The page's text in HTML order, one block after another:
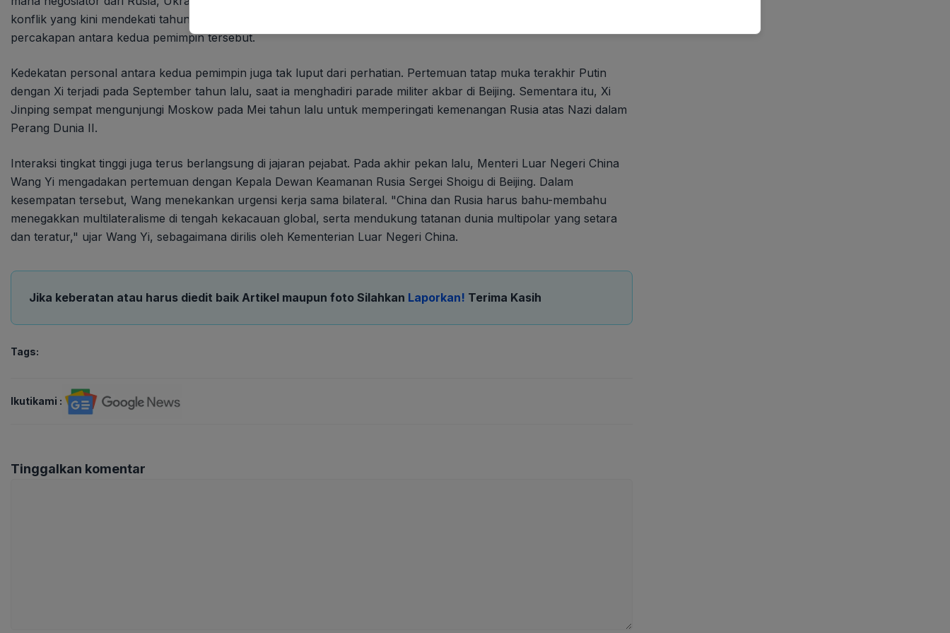
konflik yang kini mendekati tahun keempat. Kendati demikian, isu Ukraina sama sekali tidak disebutkan dalam
percakapan antara kedua pemimpin tersebut.
Kedekatan personal antara kedua pemimpin juga tak luput dari perhatian. Pertemuan tatap muka terakhir Putin
dengan Xi terjadi pada September tahun lalu, saat ia menghadiri parade militer akbar di Beijing. Sementara itu, Xi
Jinping sempat mengunjungi Moskow pada Mei tahun lalu untuk memperingati kemenangan Rusia atas Nazi dalam
Perang Dunia II.
Interaksi tingkat tinggi juga terus berlangsung di jajaran pejabat. Pada akhir pekan lalu, Menteri Luar Negeri China
Wang Yi mengadakan pertemuan dengan Kepala Dewan Keamanan Rusia Sergei Shoigu di Beijing. Dalam
kesempatan tersebut, Wang menekankan urgensi kerja sama bilateral. "China dan Rusia harus bahu-membahu
menegakkan multilateralisme di tengah kekacauan global, serta mendukung tatanan dunia multipolar yang setara
dan teratur," ujar Wang Yi, sebagaimana dirilis oleh Kementerian Luar Negeri China.
Jika keberatan atau harus diedit baik Artikel maupun foto Silahkan Laporkan! Terima Kasih
Tags:
Ikutikami :
Tinggalkan komentar